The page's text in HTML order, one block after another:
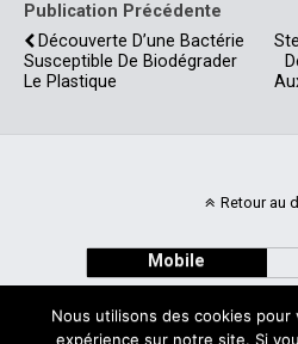
Publication Précédente
Découverte D’une Bactérie
Susceptible De Biodégrader
Le Plastique
Retour au
Mobile
Nous utilisons des cookies pour
expérience sur notre site. Si